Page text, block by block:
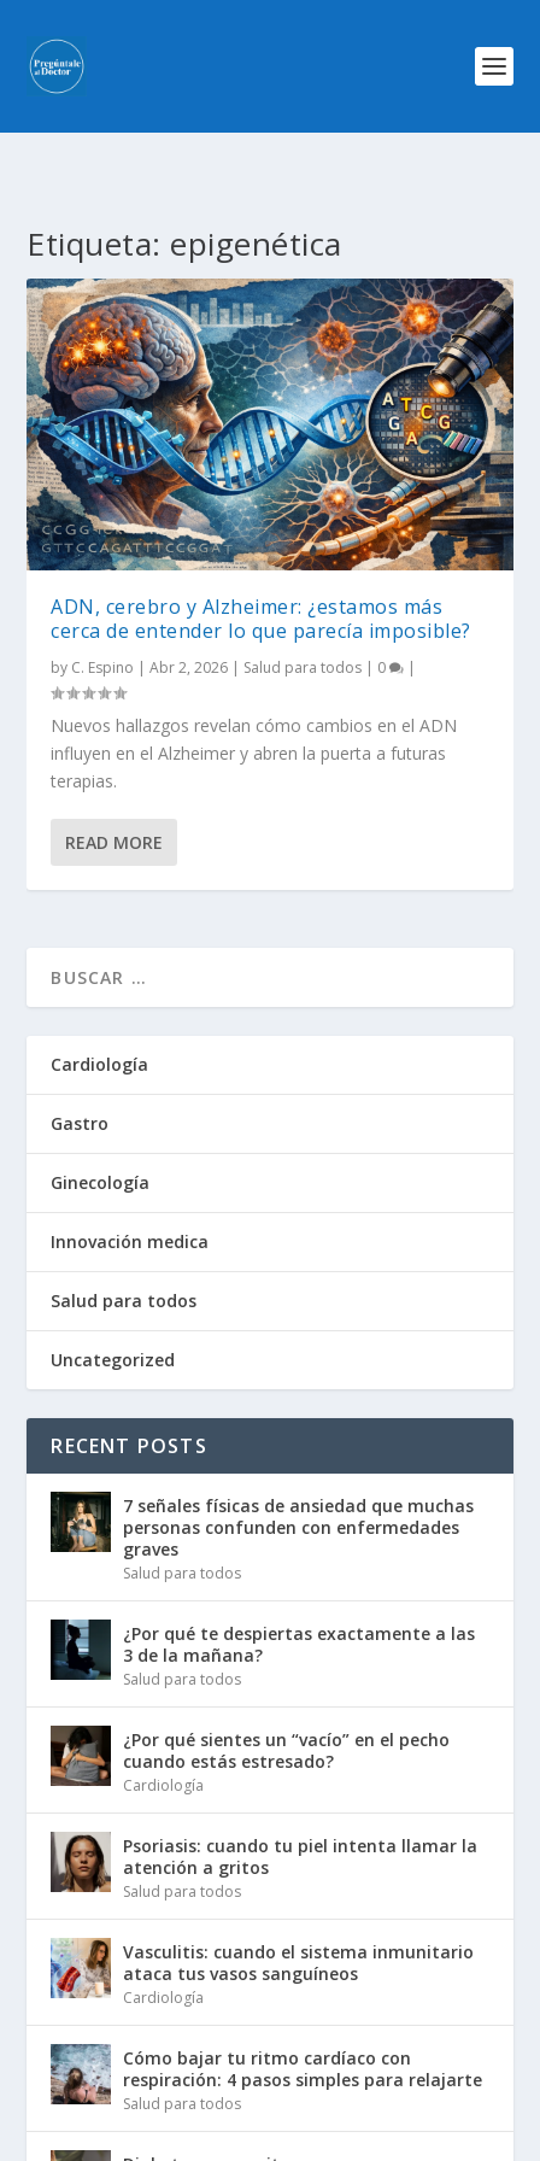
Etiqueta: epigenética
ADN, cerebro y Alzheimer: ¿estamos más
cerca de entender lo que parecía imposible?
by C. Espino |Abr 2, 2026 | Salud para todos | 0 |
Nuevos hallazgos revelan cómo cambios en el ADN
influyen en el Alzheimer y abren la puerta a futuras
terapias.
READ MORE
Cardiología
Gastro
Ginecología
Innovación medica
Salud para todos
Uncategorized
RECENT POSTS
7 señales físicas de ansiedad que muchas
personas confunden con enfermedades
graves
Salud para todos
¿Por qué te despiertas exactamente a las
3 de la mañana?
Salud para todos
¿Por qué sientes un “vacío” en el pecho
cuando estás estresado?
Cardiología
Psoriasis: cuando tu piel intenta llamar la
atención a gritos
Salud para todos
Vasculitis: cuando el sistema inmunitario
ataca tus vasos sanguíneos
Cardiología
Cómo bajar tu ritmo cardíaco con
respiración: 4 pasos simples para relajarte
Salud para todos